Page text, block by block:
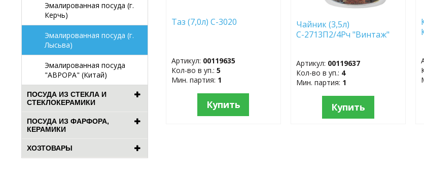
Эмалированная посуда (г.
Керчь)
Эмалированная посуда (г.
Лысьва)
Эмалированная посуда
"АВРОРА" (Китай)
ПОСУДА ИЗ СТЕКЛА И
СТЕКЛОКЕРАМИКИ
ПОСУДА ИЗ ФАРФОРА,
КЕРАМИКИ
ХОЗТОВАРЫ
Таз (7,0л) С-3020
Артикул: 00119635
Кол-во в уп.:5
Мин. партия: 1
Купить
Чайник (3,5л)
С-2713П2/4Рч "Винтаж"
Артикул: 00119637
Кол-во в уп.: 4
Мин. партия: 1
Купить